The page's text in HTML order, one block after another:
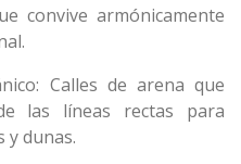
convive armónicamente
Calles de arena que
las líneas rectas para
y dunas.